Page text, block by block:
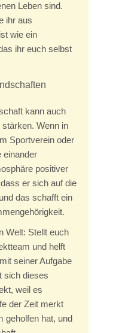
Leben sind.
ihr aus
wie ein
ihr euch selbst
kann auch
Wenn in
Sportverein oder
einander
positiver
er sich auf die
das schafft ein
Welt: Stellt euch
und helft
seiner Aufgabe
sich dieses
weil es
der Zeit merkt
geholfen hat, und